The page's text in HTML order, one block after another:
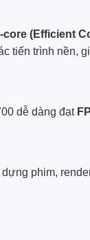
core (Efficient
tiến trình nền,
dễ dàng đạt
phim,